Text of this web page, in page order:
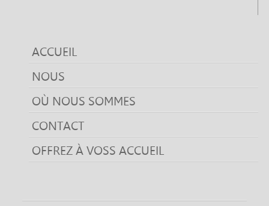
ACCUEIL
NOUS
OÙ NOUS SOMMES
CONTACT
OFFREZ À VOSS ACCUEIL